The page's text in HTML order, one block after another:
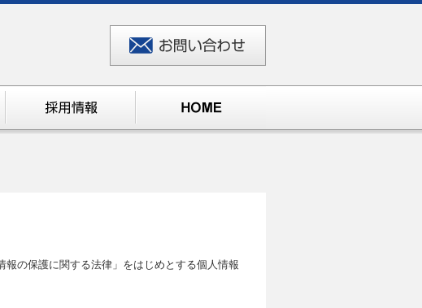
の保護に関する法律」をはじめとする個人情報